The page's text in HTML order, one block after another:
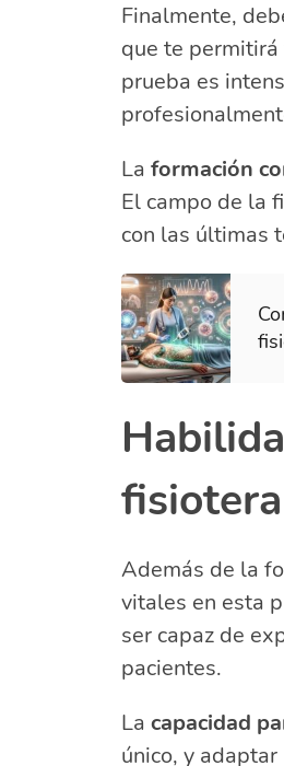
Finalmente,
que te
prueba es
La formación
El campo de la
con las últimas
Además de la
vitales en esta
ser capaz de
pacientes.
La capacidad
único, y